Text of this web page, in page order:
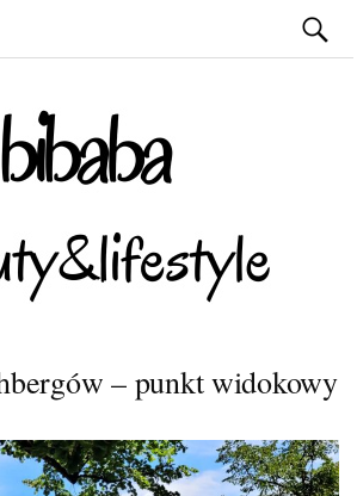
Szukaj:
– punkt widokowy